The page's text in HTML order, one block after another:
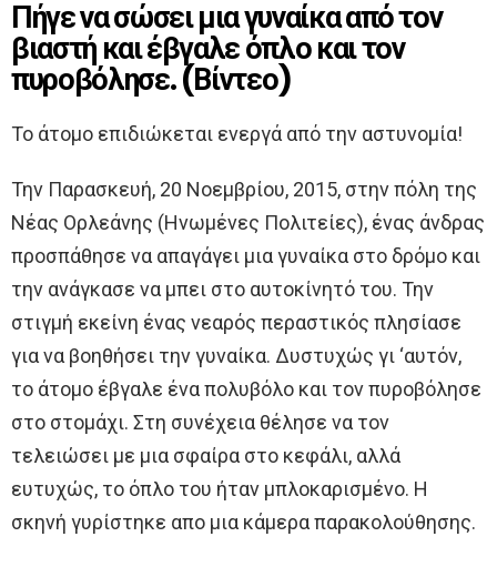
Πήγε να σώσει μια γυναίκα από τον
βιαστή και έβγαλε όπλο και τον
πυροβόλησε. (Βίντεο)
Το άτομο επιδιώκεται ενεργά από την αστυνομία!
Την Παρασκευή, 20 Νοεμβρίου, 2015, στην πόλη της
Νέας Ορλεάνης (Ηνωμένες Πολιτείες), ένας άνδρας
προσπάθησε να απαγάγει μια γυναίκα στο δρόμο και
την ανάγκασε να μπει στο αυτοκίνητό του. Την
στιγμή εκείνη ένας νεαρός περαστικός πλησίασε
για να βοηθήσει την γυναίκα. Δυστυχώς γι ‘αυτόν,
το άτομο έβγαλε ένα πολυβόλο και τον πυροβόλησε
στο στομάχι. Στη συνέχεια θέλησε να τον
τελειώσει με μια σφαίρα στο κεφάλι, αλλά
ευτυχώς, το όπλο του ήταν μπλοκαρισμένο. Η
σκηνή γυρίστηκε απο μια κάμερα παρακολούθησης.